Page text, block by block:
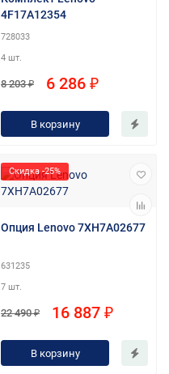
4F17A12354
728033
4 шт.
8 203 ₽ 6 286 ₽
В корзину
Скидка -25%
Опция Lenovo 7XH7A02677
631235
7 шт.
22 490 ₽ 16 887 ₽
В корзину